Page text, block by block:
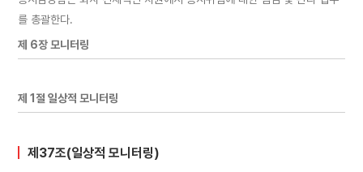
를 총괄한다.
제 6장 모니터링
제 1절 일상적 모니터링
제37조(일상적 모니터링)